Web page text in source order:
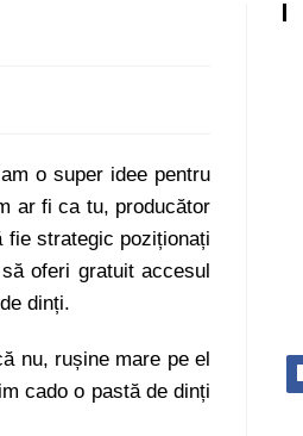
o super idee pentru
ar fi ca tu, producător
fie strategic poziționați
oferi gratuit accesul
dinți.
nu, rușine mare pe el
cado o pastă de dinți